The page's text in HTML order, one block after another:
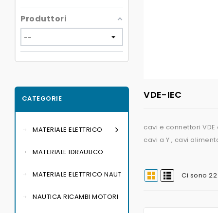
Produttori
CATEGORIE
MATERIALE ELETTRICO
MATERIALE IDRAULICO
MATERIALE ELETTRICO NAUTICO
NAUTICA RICAMBI MOTORI
VDE-IEC
cavi e connettori
cavi a Y , cavi
Ci sono